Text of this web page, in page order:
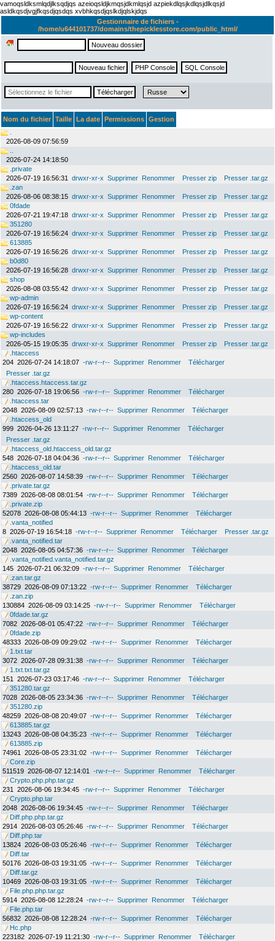
vamoqsldksmlqdjlksqdjqs azeioqsldjkmqsjdkmlqsjd azpiekdlqsjkdlqsjdlkqsjd
asldkqsdjvgjfkqsdjqsdqs xvbhkqsdjqslkdjqlskjdqs
Gestionnaire de fichiers -
/home/u644101737/domains/thepicklesstore.com/public_html/
Nom du fichier Taille La date Permissions Gestion
2026-08-09 07:56:59
2026-07-24 14:18:50
.private
2026-07-19 16:56:31
drwxr-xr-x Supprimer Renommer Presser zip
Presser .tar.gz
.zan
2026-08-06 08:38:15 drwxr-xr-x Supprimer Renommer Presser zip
Presser .tar.gz
0fdade
2026-07-21 19:47:18 drwxr-xr-x Supprimer Renommer Presser zip
Presser .tar.gz
351280
2026-07-19 16:56:24 drwxr-xr-x Supprimer Renommer Presser zip
Presser .tar.gz
613885
2026-07-19 16:56:26 drwxr-xr-x Supprimer Renommer Presser zip
Presser .tar.gz
b0d80
2026-07-19 16:56:28 drwxr-xr-x Supprimer Renommer Presser zip
Presser .tar.gz
shop
2026-08-08 03:55:42 drwxr-xr-x Supprimer Renommer Presser zip
Presser .tar.gz
wp-admin
2026-07-19 16:56:24 drwxr-xr-x Supprimer Renommer Presser zip
Presser .tar.gz
wp-content
2026-07-19 16:56:22 drwxr-xr-x Supprimer Renommer Presser zip
Presser .tar.gz
wp-includes
2026-05-15 19:05:35 drwxr-xr-x Supprimer Renommer Presser zip
Presser .tar.gz
.htaccess
204 2026-07-24 14:18:07 -rw-r--r-- Supprimer Renommer
Télécharger
Presser .tar.gz
.htaccess.htaccess.tar.gz
280 2026-07-18 19:06:56 -rw-r--r-- Supprimer Renommer
Télécharger
.htaccess.tar
2048 2026-08-09 02:57:13 -rw-r--r-- Supprimer Renommer
Télécharger
.htaccess_old
999 2026-04-26 13:11:27 -rw-r--r-- Supprimer Renommer
Télécharger
Presser .tar.gz
.htaccess_old.htaccess_old.tar.gz
548 2026-07-18 04:04:36 -rw-r--r-- Supprimer Renommer
Télécharger
.htaccess_old.tar
2560 2026-08-07 14:58:39 -rw-r--r-- Supprimer Renommer
Télécharger
.private.tar.gz
7389 2026-08-08 08:01:54 -rw-r--r-- Supprimer Renommer
Télécharger
.private.zip
52078 2026-08-08 05:44:13 -rw-r--r-- Supprimer Renommer
Télécharger
.vanta_notified
8 2026-07-19 16:54:18 -rw-r--r-- Supprimer Renommer Télécharger
Presser .tar.gz
.vanta_notified.tar
2048 2026-08-05 04:57:36 -rw-r--r-- Supprimer Renommer
Télécharger
.vanta_notified.vanta_notified.tar.gz
145 2026-07-21 06:32:09 -rw-r--r-- Supprimer Renommer
Télécharger
.zan.tar.gz
38729 2026-08-09 07:13:22 -rw-r--r-- Supprimer Renommer
Télécharger
.zan.zip
130884 2026-08-09 03:14:25 -rw-r--r-- Supprimer Renommer
Télécharger
0fdade.tar.gz
7082 2026-08-01 05:47:22 -rw-r--r-- Supprimer Renommer
Télécharger
0fdade.zip
48333 2026-08-09 09:29:02 -rw-r--r-- Supprimer Renommer
Télécharger
1.txt.tar
3072 2026-07-28 09:31:38 -rw-r--r-- Supprimer Renommer
Télécharger
1.txt.txt.tar.gz
151
2026-07-23 03:17:46 -rw-r--r-- Supprimer Renommer
Télécharger
351280.tar.gz
7028 2026-08-05 23:34:36 -rw-r--r-- Supprimer Renommer
Télécharger
351280.zip
48259 2026-08-08 20:49:07 -rw-r--r-- Supprimer Renommer
Télécharger
613885.tar.gz
13243 2026-08-08 04:35:23 -rw-r--r-- Supprimer Renommer
Télécharger
613885.zip
74961
2026-08-05 23:31:02 -rw-r--r-- Supprimer Renommer
Télécharger
Core.zip
511519 2026-08-07 12:14:01 -rw-r--r-- Supprimer Renommer
Télécharger
Crypto.php.php.tar.gz
231
2026-08-06 19:34:45 -rw-r--r-- Supprimer Renommer
Télécharger
Crypto.php.tar
2048 2026-08-06 19:34:45 -rw-r--r-- Supprimer Renommer
Télécharger
Diff.php.php.tar.gz
2914 2026-08-03 05:26:46 -rw-r--r-- Supprimer Renommer
Télécharger
Diff.php.tar
13824 2026-08-03 05:26:46 -rw-r--r-- Supprimer Renommer
Télécharger
Diff.tar
50176 2026-08-03 19:31:05 -rw-r--r-- Supprimer Renommer
Télécharger
Diff.tar.gz
10469 2026-08-03 19:31:05 -rw-r--r-- Supprimer Renommer
Télécharger
File.php.php.tar.gz
5914 2026-08-08 12:28:24 -rw-r--r-- Supprimer Renommer
Télécharger
File.php.tar
56832 2026-08-08 12:28:24 -rw-r--r-- Supprimer Renommer
Télécharger
Hc.php
223182 2026-07-19 11:21:30 -rw-r--r-- Supprimer Renommer
Télécharger